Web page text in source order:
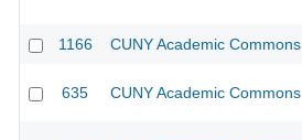
1166 CUNY Academic Commons
635 CUNY Academic Commons